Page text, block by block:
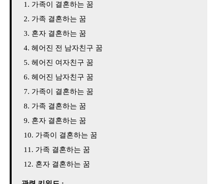
가족이 결혼하는 꿈
가족 결혼하는 꿈
혼자 결혼하는 꿈
헤어진 전 남자친구 꿈
헤어진 여자친구 꿈
헤어진 남자친구 꿈
가족이 결혼하는 꿈
가족 결혼하는 꿈
혼자 결혼하는 꿈
가족이 결혼하는 꿈
가족 결혼하는 꿈
혼자 결혼하는 꿈